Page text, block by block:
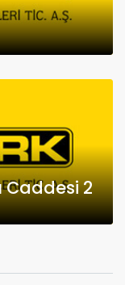
Caddesi 2